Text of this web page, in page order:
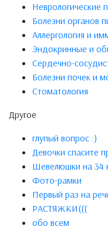
Неврологические
Болезни органов
Аллергология и
Эндокринные и
Сердечно-
Болезни почек и
Стоматология
Другое
глупый вопрос :)
Девочки спасите
Шевелюшки на 34
Фото-рамки
Первый раз на
РАСТЯЖКИ(((
обо всем